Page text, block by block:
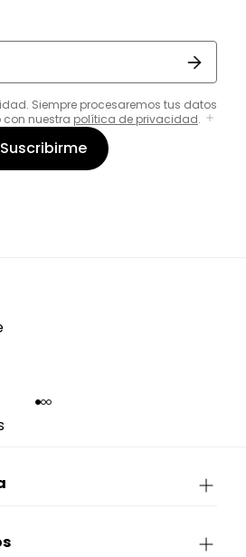
Siempre procesaremos tus datos
con nuestra política de privacidad.
Suscribirme